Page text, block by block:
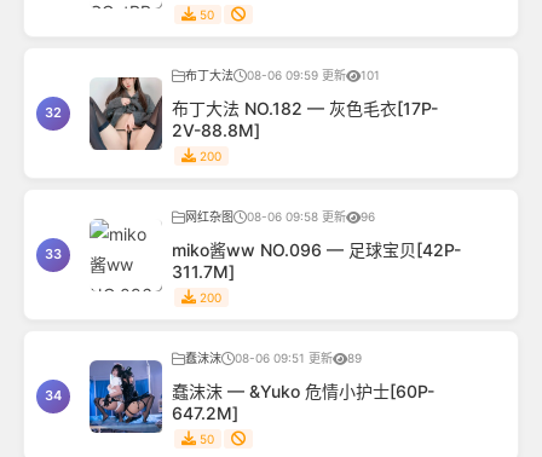
50
32
布丁大法 08-06 09:59 更新 101
布丁大法 NO.182 — 灰色毛衣[17P-
2V-88.8M]
200
33
网红杂图 08-06 09:58 更新 96
miko酱ww NO.096 — 足球宝贝[42P-
311.7M]
200
34
蠢沫沫 08-06 09:51 更新 89
蠢沫沫 — &Yuko 危情小护士[60P-
647.2M]
50